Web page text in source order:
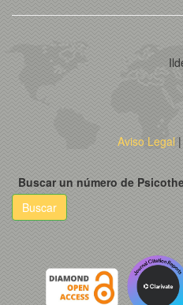
Aviso Legal|
Buscar un número de
Buscar